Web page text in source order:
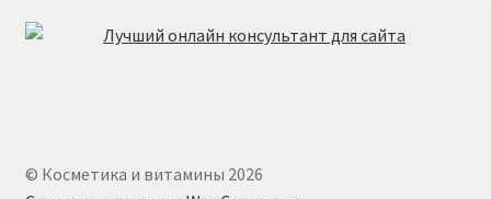
© Косметика и витамины 2026